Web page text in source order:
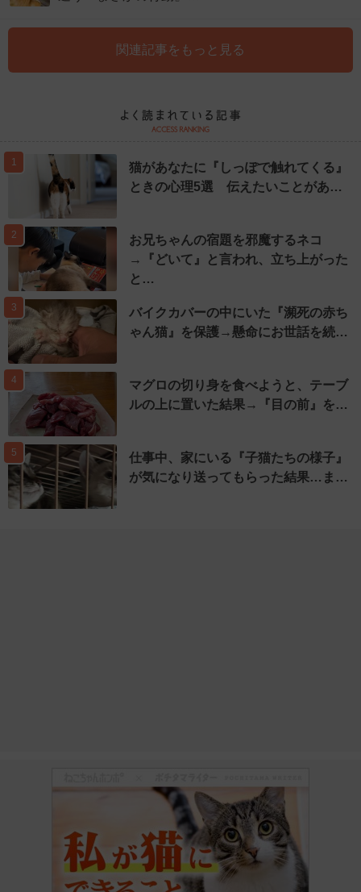
関連記事をもっと見る
1
猫があなたに『しっぽで触れてくる』
ときの心理5選 伝えたいことがあ…
2
お兄ちゃんの宿題を邪魔するネコ
→『どいて』と言われ、立ち上がった
と…
3
バイクカバーの中にいた『瀕死の赤ち
ゃん猫』を保護→懸命にお世話を続…
4
マグロの切り身を食べようと、テーブ
ルの上に置いた結果→『目の前』を…
5
仕事中、家にいる『子猫たちの様子』
が気になり送ってもらった結果…ま…